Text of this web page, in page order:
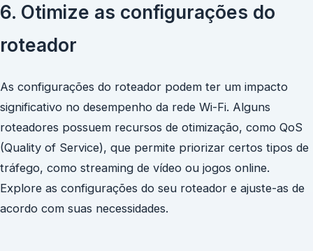
6. Otimize as configurações do
roteador
As configurações do roteador podem ter um impacto
significativo no desempenho da rede Wi-Fi. Alguns
roteadores possuem recursos de otimização, como QoS
(Quality of Service), que permite priorizar certos tipos de
tráfego, como streaming de vídeo ou jogos online.
Explore as configurações do seu roteador e ajuste-as de
acordo com suas necessidades.